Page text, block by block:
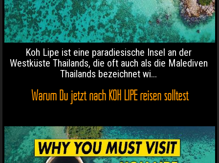
Koh Lipe ist eine paradiesische Insel an der
Westküste Thailands, die oft auch als die Malediven
Thailands bezeichnet wi...
Warum Du jetzt nach KOH LIPE reisen solltest